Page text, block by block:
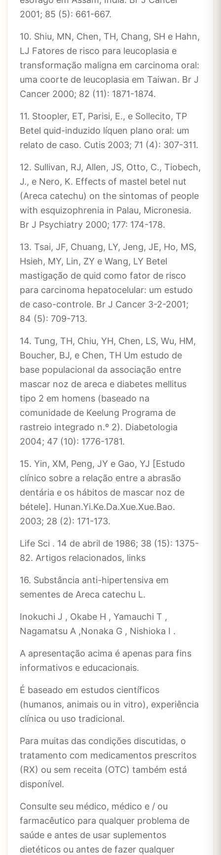
2001; 85 (5): 661-667.
10. Shiu, MN, Chen, TH, Chang, SH e Hahn,
LJ Fatores de risco para leucoplasia e
transformação maligna em carcinoma oral:
uma coorte de leucoplasia em Taiwan. Br J
Cancer 2000; 82 (11): 1871-1874.
11. Stoopler, ET, Parisi, E., e Sollecito, TP
Betel quid-induzido líquen plano oral: um
relato de caso. Cutis 2003; 71 (4): 307-311.
12. Sullivan, RJ, Allen, JS, Otto, C., Tiobech,
J., e Nero, K. Effects of mastel betel nut
(Areca catechu) on the sintomas of people
with esquizophrenia in Palau, Micronesia.
Br J Psychiatry 2000; 177: 174-178.
13. Tsai, JF, Chuang, LY, Jeng, JE, Ho, MS,
Hsieh, MY, Lin, ZY e Wang, LY Betel
mastigação de quid como fator de risco
para carcinoma hepatocelular: um estudo
de caso-controle. Br J Cancer 3-2-2001;
84 (5): 709-713.
14. Tung, TH, Chiu, YH, Chen, LS, Wu, HM,
Boucher, BJ, e Chen, TH Um estudo de
base populacional da associação entre
mascar noz de areca e diabetes mellitus
tipo 2 em homens (baseado na
comunidade de Keelung Programa de
rastreio integrado n.º 2). Diabetologia
2004; 47 (10): 1776-1781.
15. Yin, XM, Peng, JY e Gao, YJ [Estudo
clínico sobre a relação entre a abrasão
dentária e os hábitos de mascar noz de
bétele]. Hunan.Yi.Ke.Da.Xue.Xue.Bao.
2003; 28 (2): 171-173.
Life Sci . 14 de abril de 1986; 38 (15): 1375-
82. Artigos relacionados, links
16. Substância anti-hipertensiva em
sementes de Areca catechu L.
Inokuchi J , Okabe H , Yamauchi T ,
Nagamatsu A ,Nonaka G , Nishioka I .
A apresentação acima é apenas para fins
informativos e educacionais.
É baseado em estudos científicos
(humanos, animais ou in vitro), experiência
clínica ou uso tradicional.
Para muitas das condições discutidas, o
tratamento com medicamentos prescritos
(RX) ou sem receita (OTC) também está
disponível.
Consulte seu médico, médico e / ou
farmacêutico para qualquer problema de
saúde e antes de usar suplementos
dietéticos ou antes de fazer qualquer